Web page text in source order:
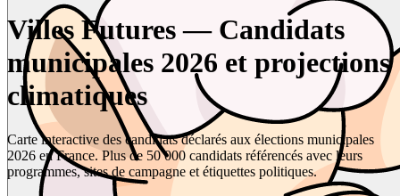
Villes Futures — Candidats
municipales 2026 et projections
climatiques
Carte interactive des candidats déclarés aux élections municipales
2026 en France. Plus de 50 000 candidats référencés avec leurs
programmes, sites de campagne et étiquettes politiques.